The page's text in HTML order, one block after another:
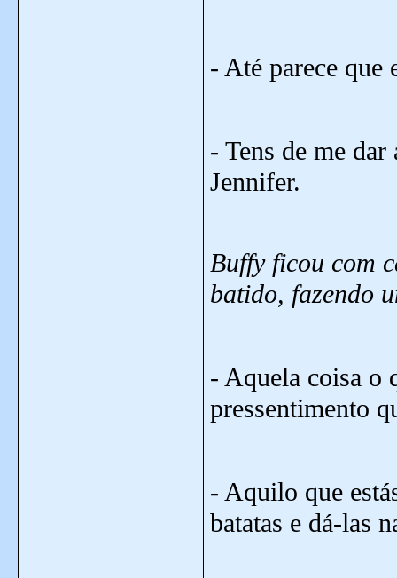
- Até parece que
- Tens de me
Jennifer.
Buffy ficou com
batido, fazendo
- Aquela coisa o
pressentimento
- Aquilo que
batatas e dá-las